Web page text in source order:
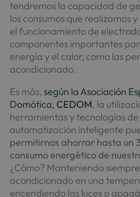
tendremos la capacidad de
los consumos que realizamos
el funcionamiento de
componentes importantes
energía y el calor, como las
acondicionado.
Es más, según la Asociación
Domótica, CEDOM, la
herramientas y tecnologías
automatización inteligente
permitirnos ahorrar hasta un
consumo energético de
¿Cómo? Manteniendo
acondicionado en una
encendiendo las luces o